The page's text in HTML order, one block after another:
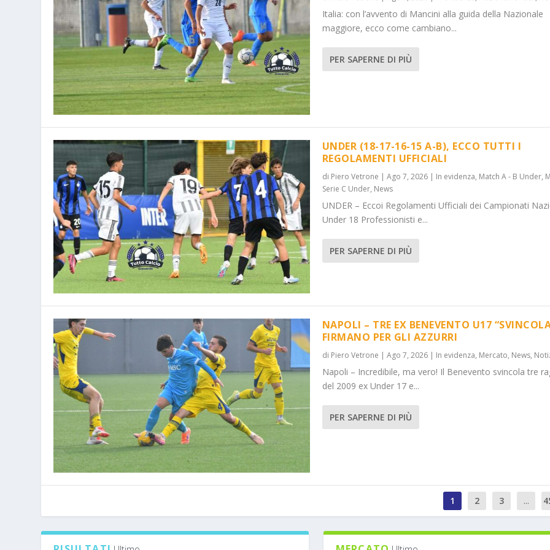
Italia: con l’avvento di Mancini alla guida della Nazionale
maggiore, ecco come cambiano...
PER SAPERNE DI PIÙ
UNDER (18-17-16-15 A-B), ECCO TUTTI I
REGOLAMENTI UFFICIALI
di Piero Vetrone | Ago 7, 2026| In evidenza, Match A - B Under,
Serie C Under, News
UNDER – Eccoi Regolamenti Ufficiali dei Campionati
Under 18 Professionisti e...
PER SAPERNE DI PIÙ
NAPOLI – TRE EX BENEVENTO U17
FIRMANO PER GLI AZZURRI
di Piero Vetrone | Ago 7, 2026| In evidenza, Mercato, News,
Napoli – Incredibile, ma vero! Il Benevento svincola tre
del 2009 ex Under 17 e...
PER SAPERNE DI PIÙ
1 2 3 ...